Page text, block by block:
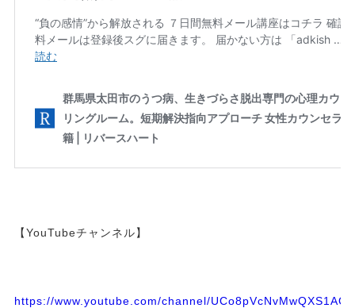
【YouTubeチャンネル】
https://www.youtube.com/channel/